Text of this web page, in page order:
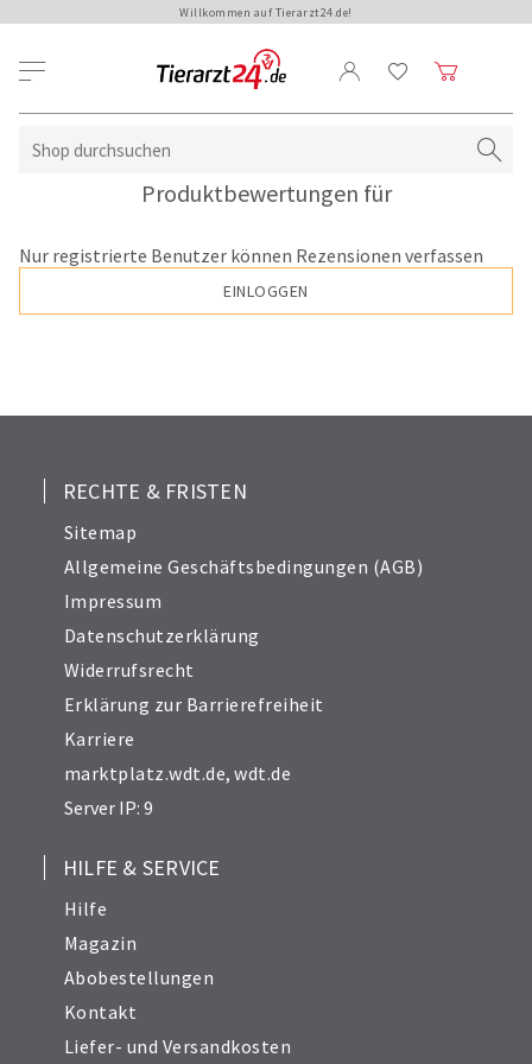
Willkommen auf Tierarzt24.de!
Produktbewertungen für
Nur registrierte Benutzer können Rezensionen verfassen
EINLOGGEN
RECHTE & FRISTEN
Sitemap
Allgemeine Geschäftsbedingungen (AGB)
Impressum
Datenschutzerklärung
Widerrufsrecht
Erklärung zur Barrierefreiheit
Karriere
marktplatz.wdt.de,wdt.de
Server IP: 9
HILFE & SERVICE
Hilfe
Magazin
Abobestellungen
Kontakt
Liefer- und Versandkosten